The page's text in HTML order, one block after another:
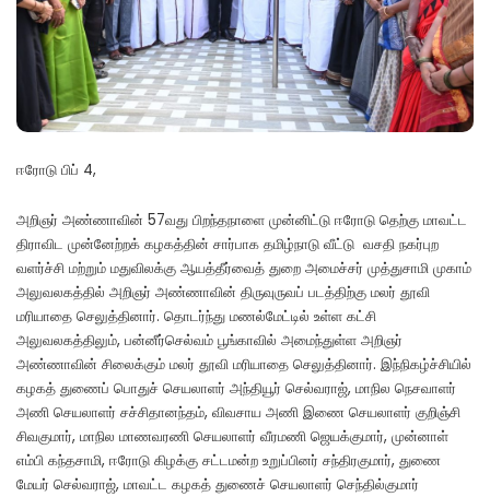
ஈரோடு பிப் 4,
அறிஞர் அண்ணாவின் 57வது பிறந்தநாளை முன்னிட்டு ஈரோடு தெற்கு மாவட்ட
திராவிட முன்னேற்றக் கழகத்தின் சார்பாக தமிழ்நாடு வீட்டு வசதி நகர்புற
வளர்ச்சி மற்றும் மதுவிலக்கு ஆயத்தீர்வைத் துறை அமைச்சர் முத்துசாமி முகாம்
அலுவலகத்தில் அறிஞர் அண்ணாவின் திருவுருவப் படத்திற்கு மலர் தூவி
மரியாதை செலுத்தினார். தொடர்ந்து மணல்மேட்டில் உள்ள கட்சி
அலுவலகத்திலும், பன்னீர்செல்வம் பூங்காவில் அமைந்துள்ள அறிஞர்
அண்ணாவின் சிலைக்கும் மலர் தூவி மரியாதை செலுத்தினார். இந்நிகழ்ச்சியில்
கழகத் துணைப் பொதுச் செயலாளர் அந்தியூர் செல்வராஜ், மாநில நெசவாளர்
அணி செயலாளர் சச்சிதானந்தம், விவசாய அணி இணை செயலாளர் குறிஞ்சி
சிவகுமார், மாநில மாணவரணி செயலாளர் வீரமணி ஜெயக்குமார், முன்னாள்
எம்பி கந்தசாமி, ஈரோடு கிழக்கு சட்டமன்ற உறுப்பினர் சந்திரகுமார், துணை
மேயர் செல்வராஜ், மாவட்ட கழகத் துணைச் செயலாளர் செந்தில்குமார்